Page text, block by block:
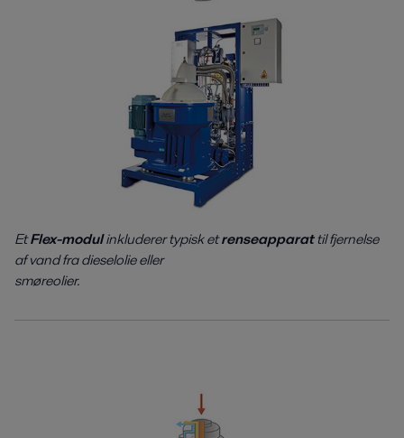
EtFlex-modulinkluderer typisk etrenseapparattil fjernelse
af vand fra dieselolie eller
smøreolier.